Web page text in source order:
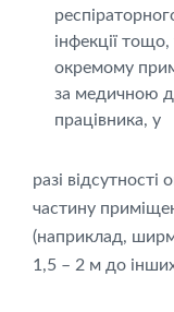
інфекції тощо,
окремому
за медичною
працівника, у
разі
частину
(наприклад,
1,5 – 2 м до